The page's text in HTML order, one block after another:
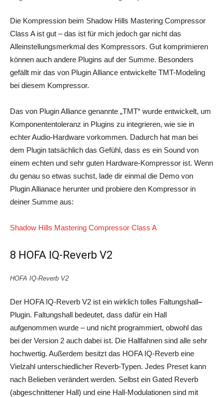
Die Kompression beim Shadow Hills Mastering Compressor
Class A ist gut – das ist für mich jedoch gar nicht das
Alleinstellungsmerkmal des Kompressors. Gut komprimieren
können auch andere Plugins auf der Summe. Besonders
gefällt mir das von Plugin Alliance entwickelte TMT-Modeling
bei diesem Kompressor.
Das von Plugin Alliance genannte „TMT“ wurde entwickelt, um
Komponententoleranz in Plugins zu integrieren, wie sie in
echter Audio-Hardware vorkommen. Dadurch hat man bei
dem Plugin tatsächlich das Gefühl, dass es ein Sound von
einem echten und sehr guten Hardware-Kompressor ist. Wenn
du genau so etwas suchst, lade dir einmal die Demo von
Plugin Allianace herunter und probiere den Kompressor in
deiner Summe aus:
Shadow Hills Mastering Compressor Class A
8 HOFA IQ-Reverb V2
HOFA IQ-Reverb V2
Der HOFA IQ-Reverb V2 ist ein wirklich tolles Faltungshall–
Plugin. Faltungshall bedeutet, dass dafür ein Hall
aufgenommen wurde – und nicht programmiert, obwohl das
bei der Version 2 auch dabei ist. Die Hallfahnen sind alle sehr
hochwertig. Außerdem besitzt das HOFA IQ-Reverb eine
Vielzahl unterschiedlicher Reverb-Typen. Jedes Preset kann
nach Belieben verändert werden. Selbst ein Gated Reverb
(abgeschnittener Hall) und eine Hall-Modulationen sind mit